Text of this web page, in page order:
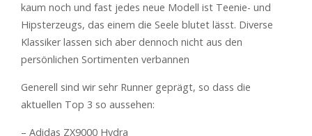
kaum noch und fast jedes neue Modell ist Teenie- und
Hipsterzeugs, das einem die Seele blutet lässt. Diverse
Klassiker lassen sich aber dennoch nicht aus den
persönlichen Sortimenten verbannen
Generell sind wir sehr Runner geprägt, so dass die
aktuellen Top 3 so aussehen:
– Adidas ZX9000 Hydra